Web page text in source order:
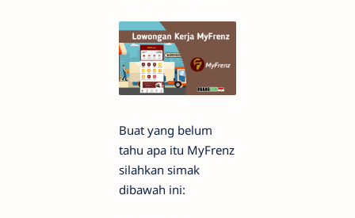
Buat yang belum
tahu apa itu MyFrenz
silahkan simak
dibawah ini: